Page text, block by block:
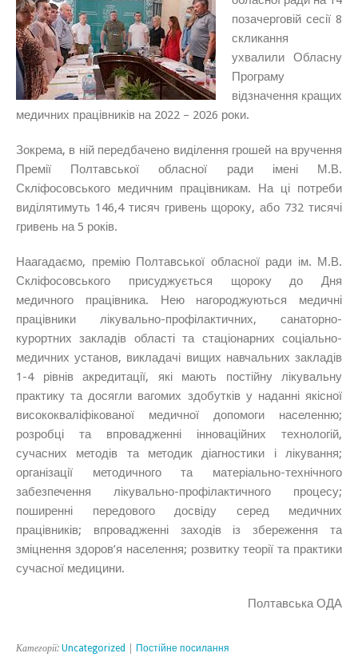
позачерговій сесії 8
скликання
ухвалили Обласну
Програму
відзначення кращих
медичних працівників на 2022 – 2026 роки.
Зокрема, в ній передбачено виділення грошей на вручення
Премії Полтавської обласної ради імені М.В.
Скліфосовського медичним працівникам. На ці потреби
виділятимуть 146,4 тисяч гривень щороку, або 732 тисячі
гривень на 5 років.
Наагадаємо, премію Полтавської обласної ради ім. М.В.
Скліфосовського присуджується щороку до Дня
медичного працівника. Нею нагороджуються медичні
працівники лікувально-профілактичних, санаторно-
курортних закладів області та стаціонарних соціально-
медичних установ, викладачі вищих навчальних закладів
1-4 рівнів акредитації, які мають постійну лікувальну
практику та досягли вагомих здобутків у наданні якісної
висококваліфікованої медичної допомоги населенню;
розробці та впровадженні інноваційних технологій,
сучасних методів та методик діагностики і лікування;
організації методичного та матеріально-технічного
забезпечення лікувально-профілактичного процесу;
поширенні передового досвіду серед медичних
працівників; впровадженні заходів із збереження та
зміцнення здоров’я населення; розвитку теорії та практики
сучасної медицини.
Полтавська ОДА
Категорії: Uncategorized Постійне посилання